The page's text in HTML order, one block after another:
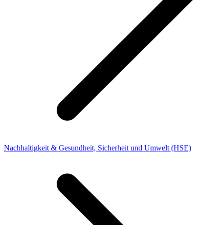
Nachhaltigkeit & Gesundheit, Sicherheit und Umwelt (HSE)